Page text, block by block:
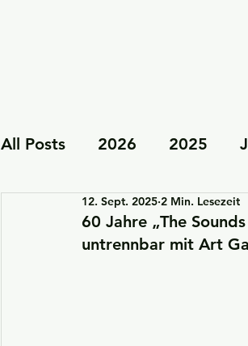
All Posts 2026 2025
Kooperationen &
60 Jahre „The
untrennbar mit Art
12. Sept. 2025 2 Min. Lesezeit